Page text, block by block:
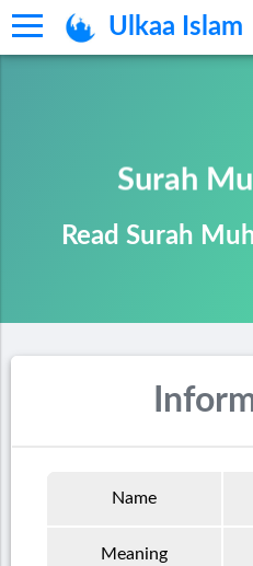
Ulkaa Islam
Surah
Read Surah
Name
Meaning